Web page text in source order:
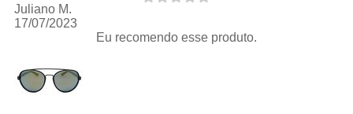
Juliano M.
17/07/2023
Eu recomendo esse produto.